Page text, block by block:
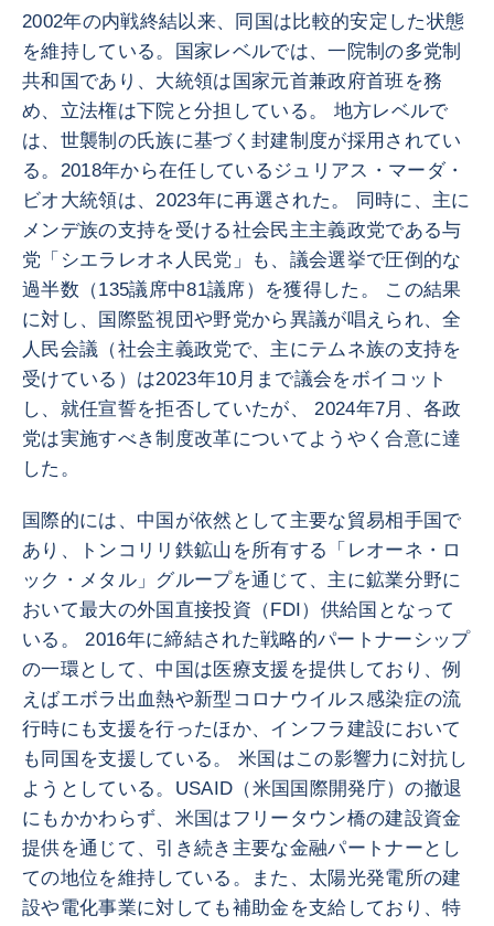
2002年の内戦終結以来、同国は比較的安定した状態
を維持している。国家レベルでは、一院制の多党制
共和国であり、大統領は国家元首兼政府首班を務
め、立法権は下院と分担している。 地方レベルで
は、世襲制の氏族に基づく封建制度が採用されてい
る。2018年から在任しているジュリアス・マーダ・
ビオ大統領は、2023年に再選された。 同時に、主に
メンデ族の支持を受ける社会民主主義政党である与
党「シエラレオネ人民党」も、議会選挙で圧倒的な
過半数（135議席中81議席）を獲得した。 この結果
に対し、国際監視団や野党から異議が唱えられ、全
人民会議（社会主義政党で、主にテムネ族の支持を
受けている）は2023年10月まで議会をボイコット
し、就任宣誓を拒否していたが、 2024年7月、各政
党は実施すべき制度改革についてようやく合意に達
した。
国際的には、中国が依然として主要な貿易相手国で
あり、トンコリリ鉄鉱山を所有する「レオーネ・ロ
ック・メタル」グループを通じて、主に鉱業分野に
おいて最大の外国直接投資（FDI）供給国となって
いる。 2016年に締結された戦略的パートナーシップ
の一環として、中国は医療支援を提供しており、例
えばエボラ出血熱や新型コロナウイルス感染症の流
行時にも支援を行ったほか、インフラ建設において
も同国を支援している。 米国はこの影響力に対抗し
ようとしている。USAID（米国国際開発庁）の撤退
にもかかわらず、米国はフリータウン橋の建設資金
提供を通じて、引き続き主要な金融パートナーとし
ての地位を維持している。また、太陽光発電所の建
設や電化事業に対しても補助金を支給しており、特